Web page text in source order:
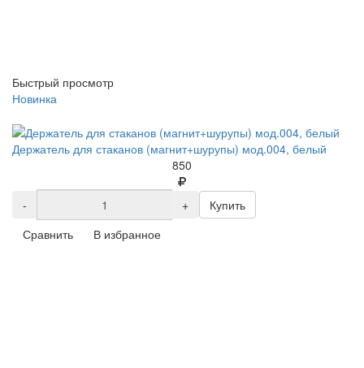
Быстрый просмотр
Новинка
Держатель для стаканов (магнит+шурупы) мод.004, белый
850
- +
Купить
Сравнить
В избранное